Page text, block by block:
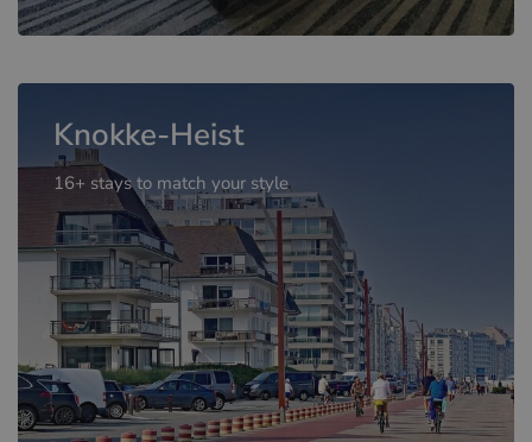
Knokke-Heist
16+ stays to match your style